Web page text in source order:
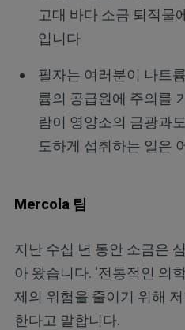
고대 바다 소금 퇴적물
입니다
필자는 여러분이 나트
륨의 공급원에 주의를
람이 영양소의 금광과
도하게 섭취하는 일은
Mercola 팀
지난 수십 년 동안 소금은
아 왔습니다. '전통적인 의
제의 위험을 줄이기 위해
한다고 말합니다.